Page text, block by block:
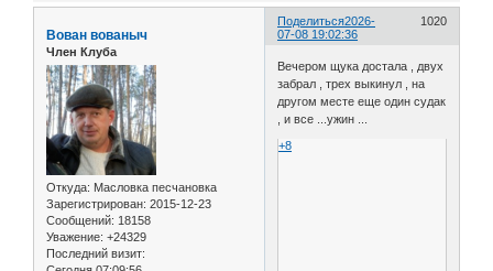
Поделиться 1020
2026-
07-08 19:02:36
Вован вованыч
Член Клуба
Откуда: Масловка песчановка
Зарегистрирован: 2015-12-23
Сообщений: 18158
Уважение: +24329
Последний визит:
Вечером щука достала , двух
забрал , трех выкинул , на
другом месте еще один судак
, и все ...ужин ...
+8